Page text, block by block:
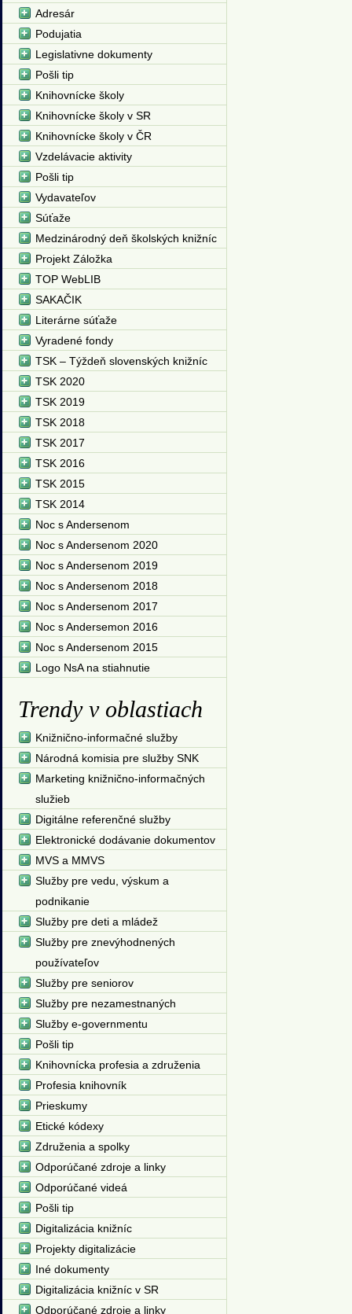
Adresár
Podujatia
Legislativne dokumenty
Pošli tip
Knihovnícke školy
Knihovnícke školy v SR
Knihovnícke školy v ČR
Vzdelávacie aktivity
Pošli tip
Vydavateľov
Súťaže
Medzinárodný deň školských knižníc
Projekt Záložka
TOP WebLIB
SAKAČIK
Literárne súťaže
Vyradené fondy
TSK – Týždeň slovenských knižníc
TSK 2020
TSK 2019
TSK 2018
TSK 2017
TSK 2016
TSK 2015
TSK 2014
Noc s Andersenom
Noc s Andersenom 2020
Noc s Andersenom 2019
Noc s Andersenom 2018
Noc s Andersenom 2017
Noc s Andersemon 2016
Noc s Andersenom 2015
Logo NsA na stiahnutie
Trendy v oblastiach
Knižnično-informačné služby
Národná komisia pre služby SNK
Marketing knižnično-informačných
služieb
Digitálne referenčné služby
Elektronické dodávanie dokumentov
MVS a MMVS
Služby pre vedu, výskum a
podnikanie
Služby pre deti a mládež
Služby pre znevýhodnených
používateľov
Služby pre seniorov
Služby pre nezamestnaných
Služby e-governmentu
Pošli tip
Knihovnícka profesia a združenia
Profesia knihovník
Prieskumy
Etické kódexy
Združenia a spolky
Odporúčané zdroje a linky
Odporúčané videá
Pošli tip
Digitalizácia knižníc
Projekty digitalizácie
Iné dokumenty
Digitalizácia knižníc v SR
Odporúčané zdroje a linky